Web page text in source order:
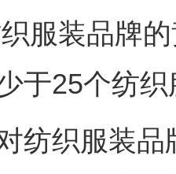
服装品牌
于25个纺
织服装品